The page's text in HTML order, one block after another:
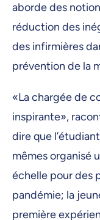
aborde des
réduction des
des infirmières
prévention de la
«La chargée de
inspirante»,
dire que
mêmes organisé
échelle pour des
pandémie; la
première